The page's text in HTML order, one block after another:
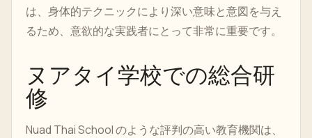
は、身体的テクニックにより深い意味と意図を与え
るため、意欲的な実践者にとって非常に重要です。
ヌアタイ学校での総合研
修
Nuad Thai School のような評判の高い教育機関は、